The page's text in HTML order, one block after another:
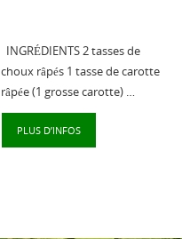
INGRÉDIENTS 2 tasses de
choux râpés 1 tasse de carotte
râpée (1 grosse carotte) …
PLUS D’INFOS